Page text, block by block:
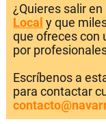
¿Quieres salir
Local y que
que ofreces con
por
Escríbenos a
para contactar